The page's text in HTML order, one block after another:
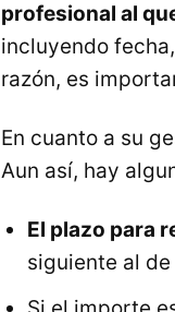
profesional al
incluyendo
razón, es
En cuanto a su
Aun así, hay
El plazo para
siguiente al